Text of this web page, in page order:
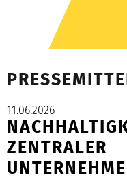
11.06.2026
ZENTRALER